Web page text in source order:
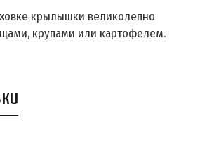
крылышки великолепно
крупами или картофелем.